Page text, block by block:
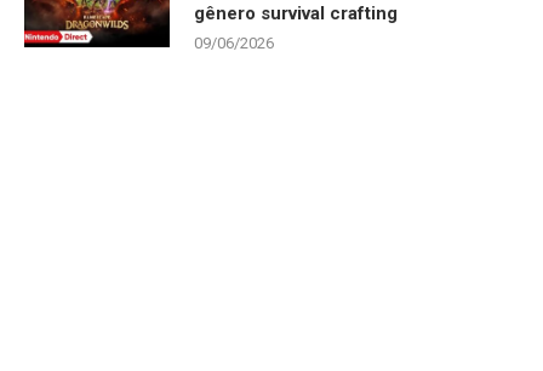
gênero survival crafting
09/06/2026